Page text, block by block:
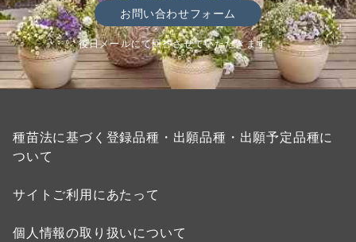
お問い合わせフォーム
後日メールにて回答させていただきます。
種苗法に基づく登録品種・出願品種・出願予定品種に
ついて
サイトご利用にあたって
個人情報の取り扱いについて